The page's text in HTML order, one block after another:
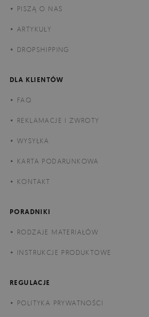
PISZĄ O NAS
ARTYKUŁY
DROPSHIPPING
DLA KLIENTÓW
FAQ
REKLAMACJE I ZWROTY
WYSYŁKA
KARTA PODARUNKOWA
KONTAKT
PORADNIKI
RODZAJE MATERIAŁÓW
INSTRUKCJE PRODUKTOWE
REGULACJE
POLITYKA PRYWATNOŚCI